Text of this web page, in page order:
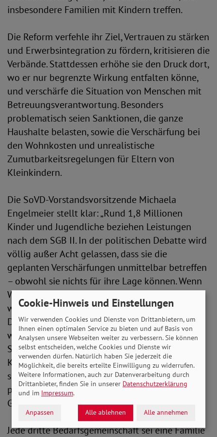
insbesondere Familien mit Kindern treffen.
Die Reform verfehle ihr Ziel, Vertrauen zu stärken
und Erwerbsintegration zu fördern, kritisieren die
Verbände. Stattdessen erhöhe sie den Druck dort,
wo er nur begrenzte Wirkung entfalten könne,
und verschärfe die Situation von Menschen mit
Betreuungsverantwortung. Besonders
problematisch seien Sanktionen, die ganze
Haushalte belasten, sowie die Verschärfung bei
den Wohnkosten und unrealistische
Zumutbarkeitsregelungen für Eltern von
Kleinkindern.
Die SoVD-Vorstandsvorsitzende Michaela
Engelmeier stellt klar: „Rund 1,8 Millionen
Kinder und Jugendliche beziehen Leistungen
nach dem SGB II. In der politischen Debatte wird
völlig außer Acht gelassen, dass sie die
geplanten Verschärfungen unmittelbar betreffen
– obwohl sie nichts für ihre Lage können. Wenn
Wohnkosten gedeckelt oder Leistungen gekürzt
werden, verschärft das Kinderarmut drastisch.
Denn weniger Geld in der Familie bedeutet
weniger Spielraum für gesunde Ernährung,
Schulmaterial oder die soziale Teilhabe von
Kindern. Wer an existenzsichernden Leistungen
spart, spart an der Zukunft von Kindern – und
produziert hohe Folgekosten für die gesamte
Gesellschaft."
Jede dritte Bedarfsgemeinschaft sei eine Familie
Cookie-Hinweis und Einstellungen
Wir verwenden Cookies und Dienste von Drittanbietern, um
Ihnen einen optimalen Service zu bieten und auf Basis von
Analysen unsere Webseiten weiter zu verbessern. Sie können
selbst entscheiden, welche Cookies und Dienste wir
verwenden dürfen. Natürlich haben Sie jederzeit die
Möglichkeit, die bereits erteilte Einwilligung zu widerrufen.
Weitere Informationen, auch zur Datenverarbeitung durch
Drittanbieter, finden Sie in unserer Datenschutzerklärung
und im Impressum.
Anpassen Alle ablehnen Alle annehmen